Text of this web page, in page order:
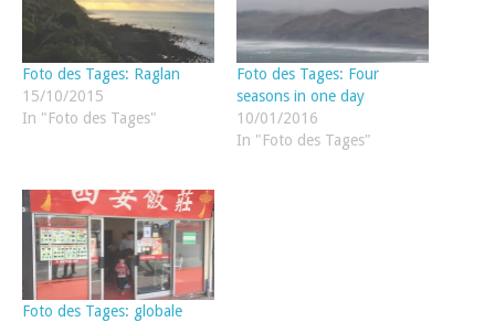
Foto des Tages: Raglan
15/10/2015
In "Foto des Tages"
Foto des Tages: Four
seasons in one day
10/01/2016
In "Foto des Tages"
Foto des Tages: globale